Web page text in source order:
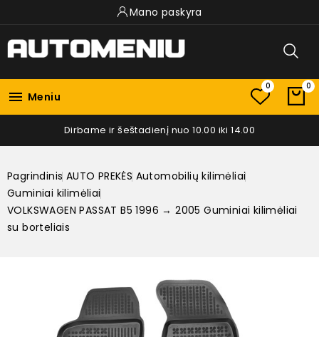
Mano paskyra
 Meniu
0 0
Dirbame ir šeštadienį nuo 10.00 iki 14.00
Pagrindinis AUTO PREKĖS Automobilių kilimėliai
Guminiai kilimėliai
VOLKSWAGEN PASSAT B5 1996 → 2005 Guminiai kilimėliai
su borteliais